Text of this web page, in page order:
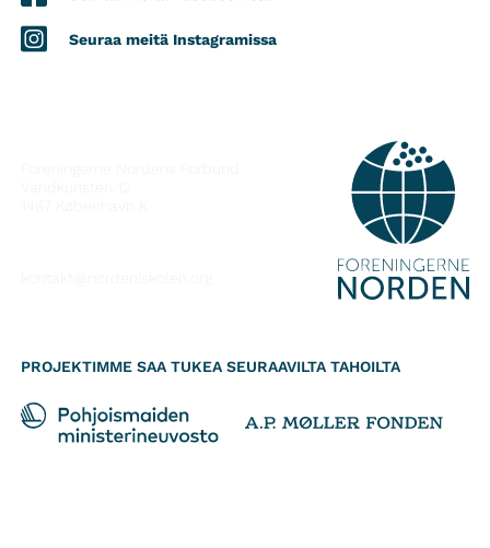
Seuraa meitä Instagramissa
PROJEKTIMME SAA TUKEA SEURAAVILTA TAHOILTA